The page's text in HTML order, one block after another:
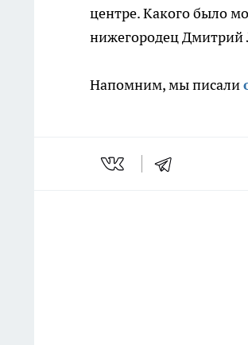
центре. Какого было
нижегородец Дмитрий
Напомним, мы писали